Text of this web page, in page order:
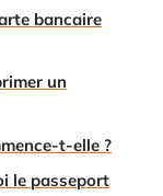
bancaire
un
t-elle ?
le passeport